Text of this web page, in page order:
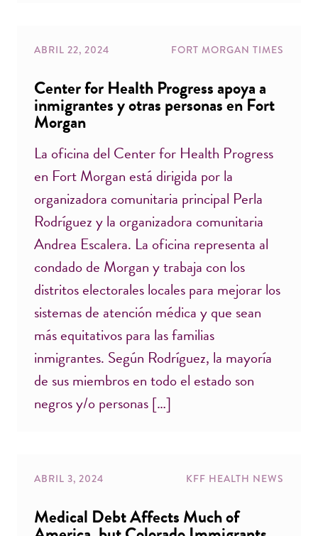
ABRIL 22, 2024 FORT MORGAN TIMES
Center for Health Progress apoya a
inmigrantes y otras personas en Fort
Morgan
La oficina del Center for Health Progress
en Fort Morgan está dirigida por la
organizadora comunitaria principal Perla
Rodríguez y la organizadora comunitaria
Andrea Escalera. La oficina representa al
condado de Morgan y trabaja con los
distritos electorales locales para mejorar los
sistemas de atención médica y que sean
más equitativos para las familias
inmigrantes. Según Rodríguez, la mayoría
de sus miembros en todo el estado son
negros y/o personas […]
ABRIL 3, 2024 KFF HEALTH NEWS
Medical Debt Affects Much of